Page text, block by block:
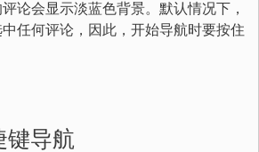
论会显示淡蓝色背景。默认情况下，
任何评论，因此，开始导航时要按住
键导航